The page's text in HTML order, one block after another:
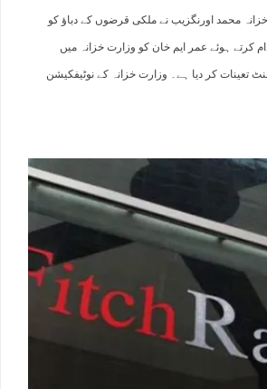
خزانہ محمد اورنگزیب نے ملکی قرضوں کے دباؤ کو
کرتے ہوئے عمر ایم خان کو وزارت خزانہ میں
تعینات کر دیا ہے۔ وزارت خزانہ کے نوٹیفکیشن